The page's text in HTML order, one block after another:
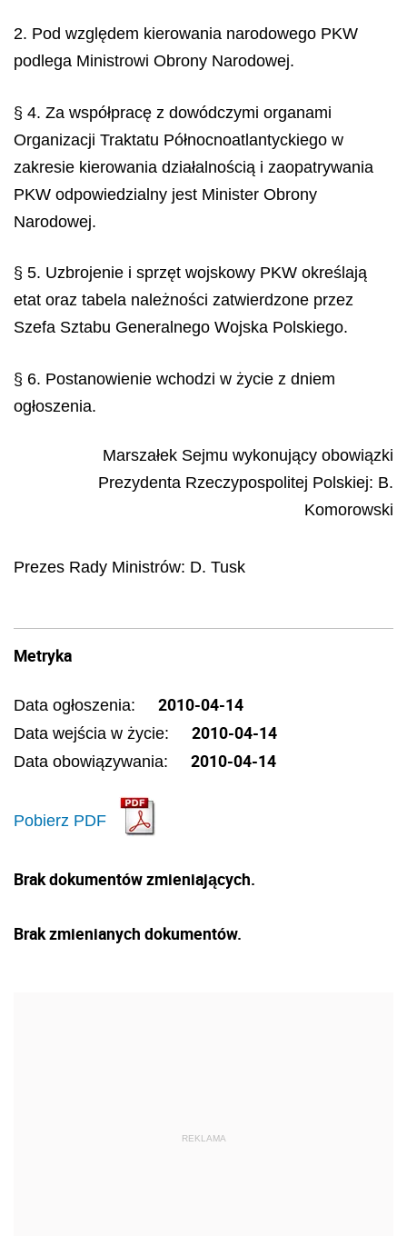
2. Pod względem kierowania narodowego PKW
podlega Ministrowi Obrony Narodowej.
§ 4. Za współpracę z dowódczymi organami
Organizacji Traktatu Północnoatlantyckiego w
zakresie kierowania działalnością i zaopatrywania
PKW odpowiedzialny jest Minister Obrony
Narodowej.
§ 5. Uzbrojenie i sprzęt wojskowy PKW określają
etat oraz tabela należności zatwierdzone przez
Szefa Sztabu Generalnego Wojska Polskiego.
§ 6. Postanowienie wchodzi w życie z dniem
ogłoszenia.
Marszałek Sejmu wykonujący obowiązki
Prezydenta Rzeczypospolitej Polskiej: B.
Komorowski
Prezes Rady Ministrów: D. Tusk
Metryka
Data ogłoszenia: 2010-04-14
Data wejścia w życie: 2010-04-14
Data obowiązywania: 2010-04-14
Pobierz PDF
Brak dokumentów zmieniających.
Brak zmienianych dokumentów.